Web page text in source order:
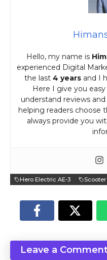
Hello, my name is
experienced Digital
the last 4 yearsand I
Here I give you
understand reviews
helping readers choose
always provide you
Hero Electric AE-3
Leave a